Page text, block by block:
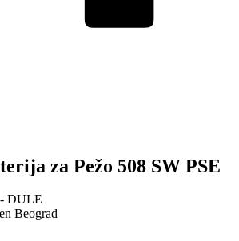
za Pežo 508 SW PSE
DULE
Beograd